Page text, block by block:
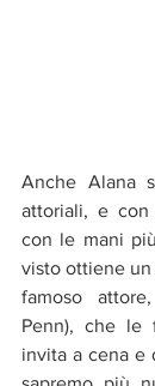
Anche Alana
attoriali, e con
con le mani
visto ottiene un
famoso
Penn), che le
invita a cena e